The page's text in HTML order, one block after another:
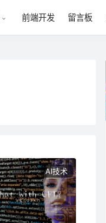
前端开发 留言板
AI技术